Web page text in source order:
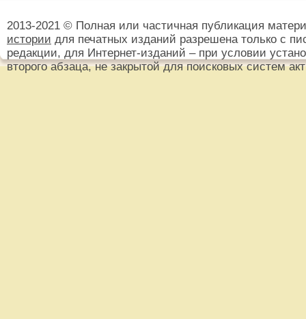
2013-2021 © Полная или частичная публикация
истории для печатных изданий разрешена только с
редакции, для Интернет-изданий – при условии
второго абзаца, не закрытой для поисковых систем